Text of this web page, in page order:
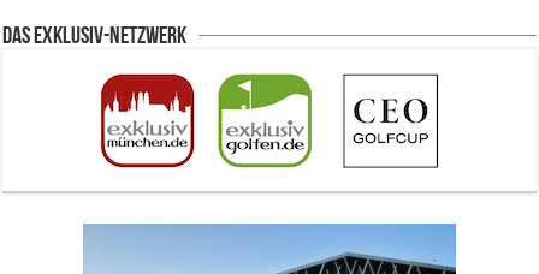
Das Exklusiv-Netzwerk